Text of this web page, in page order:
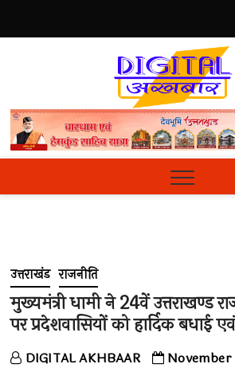
content
उत्तराखंड राजनीति
मुख्यमंत्री धामी ने 24वें उत्तराखण्ड
पर प्रदेशवासियों को हार्दिक बधाई
DIGITAL AKHBAAR November